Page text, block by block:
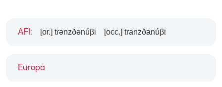
Europa
AFI : [or.] tɾənzðənúβi [occ.] tɾanzðanúβi